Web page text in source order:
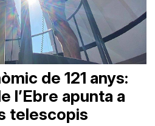
de 121 anys:
l’Ebre apunta a
telescopis